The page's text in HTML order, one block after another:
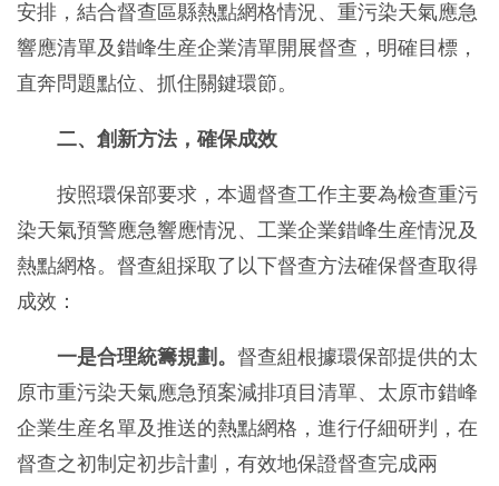
安排，結合督查區縣熱點網格情況、重污染天氣應急
響應清單及錯峰生産企業清單開展督查，明確目標，
直奔問題點位、抓住關鍵環節。
二、創新方法，確保成效
按照環保部要求，本週督查工作主要為檢查重污
染天氣預警應急響應情況、工業企業錯峰生産情況及
熱點網格。督查組採取了以下督查方法確保督查取得
成效：
一是合理統籌規劃。 督查組根據環保部提供的太
原市重污染天氣應急預案減排項目清單、太原市錯峰
企業生産名單及推送的熱點網格，進行仔細研判，在
督查之初制定初步計劃，有效地保證督查完成兩